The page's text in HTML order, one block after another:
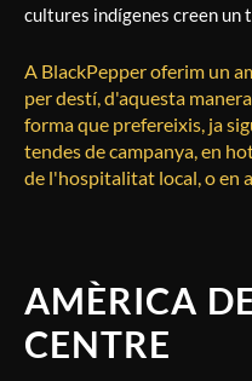
cultures indígenes creen un
A BlackPepper oferim un
per destí, d'aquesta
forma que prefereixis, ja
tendes de campanya, en
de l'hospitalitat local, o en
AMÈRICA
CENTRE